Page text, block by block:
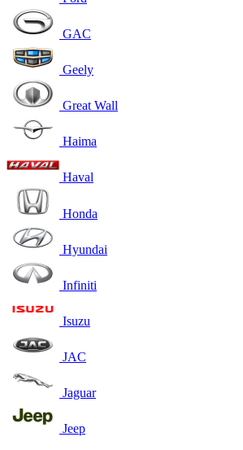
GAC
Geely
Great Wall
Haima
Haval
Honda
Hyundai
Infiniti
Isuzu
JAC
Jaguar
Jeep